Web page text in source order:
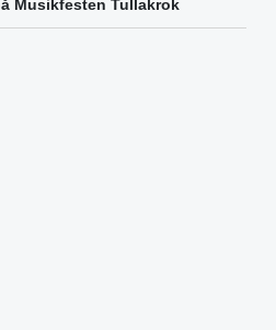
Musikfesten Tullakrok